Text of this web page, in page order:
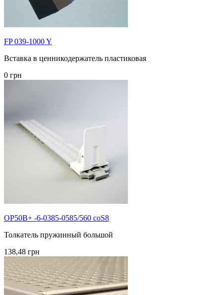
FP 039-1000 Y
Вставка в ценникодержатель пластиковая
0 грн
OP50B+ -6-0385-0585/560 coS8
Толкатель пружинный большой
138,48 грн